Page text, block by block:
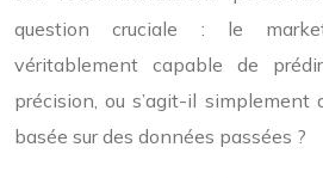
question cruciale : le
véritablement capable de
précision, ou s’agit-il simplement
basée sur des données passées ?